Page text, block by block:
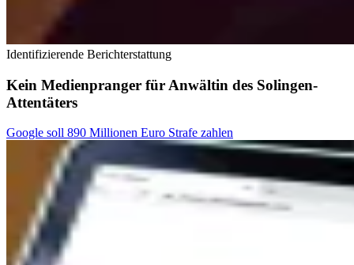
Identifizierende Berichterstattung
Kein Medienpranger für Anwältin des Solingen-
Attentäters
Google soll 890 Millionen Euro Strafe zahlen